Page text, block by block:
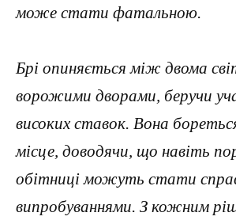
може стати фатальною.
Брі опиняється між двома
ворожими дворами, беручи
високих ставок. Вона
місце, доводячи, що навіть
обітниці можуть стати
випробуваннями. З кожним